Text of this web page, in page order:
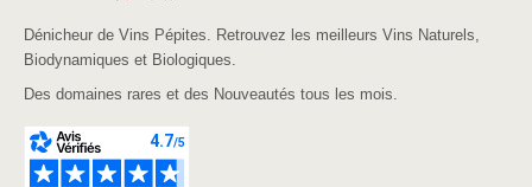
Dénicheur de Vins Pépites. Retrouvez les meilleurs Vins Naturels,
Biodynamiques et Biologiques.
Des domaines rares et des Nouveautés tous les mois.